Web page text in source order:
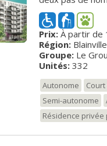
23e projet du
Prix:À partir de
Région:
Groupe: Le
Unités:332
Autonome
Semi-autonome
Résidence privée